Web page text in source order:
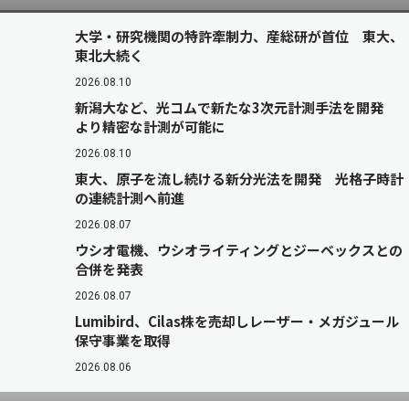
大学・研究機関の特許牽制力、産総研が首位 東大、
東北大続く
2026.08.10
新潟大など、光コムで新たな3次元計測手法を開発
より精密な計測が可能に
2026.08.10
東大、原子を流し続ける新分光法を開発 光格子時計
の連続計測へ前進
2026.08.07
ウシオ電機、ウシオライティングとジーベックスとの
合併を発表
2026.08.07
Lumibird、Cilas株を売却しレーザー・メガジュール
保守事業を取得
2026.08.06